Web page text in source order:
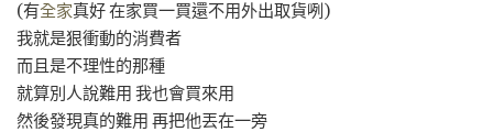
(有全家真好 在家買一買還不用外出取貨咧)
我就是狠衝動的消費者
而且是不理性的那種
就算別人說難用 我也會買來用
然後發現真的難用 再把他丟在一旁